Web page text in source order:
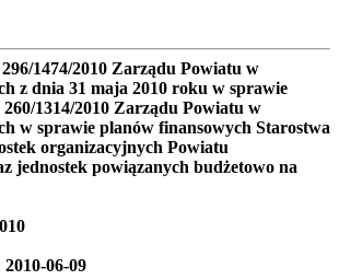
1474/2010 Zarządu Powiatu w
z dnia 31 maja 2010 roku w sprawie
1314/2010 Zarządu Powiatu w
w sprawie planów finansowych Starostwa
organizacyjnych Powiatu
jednostek powiązanych budżetowo na
2010-06-09